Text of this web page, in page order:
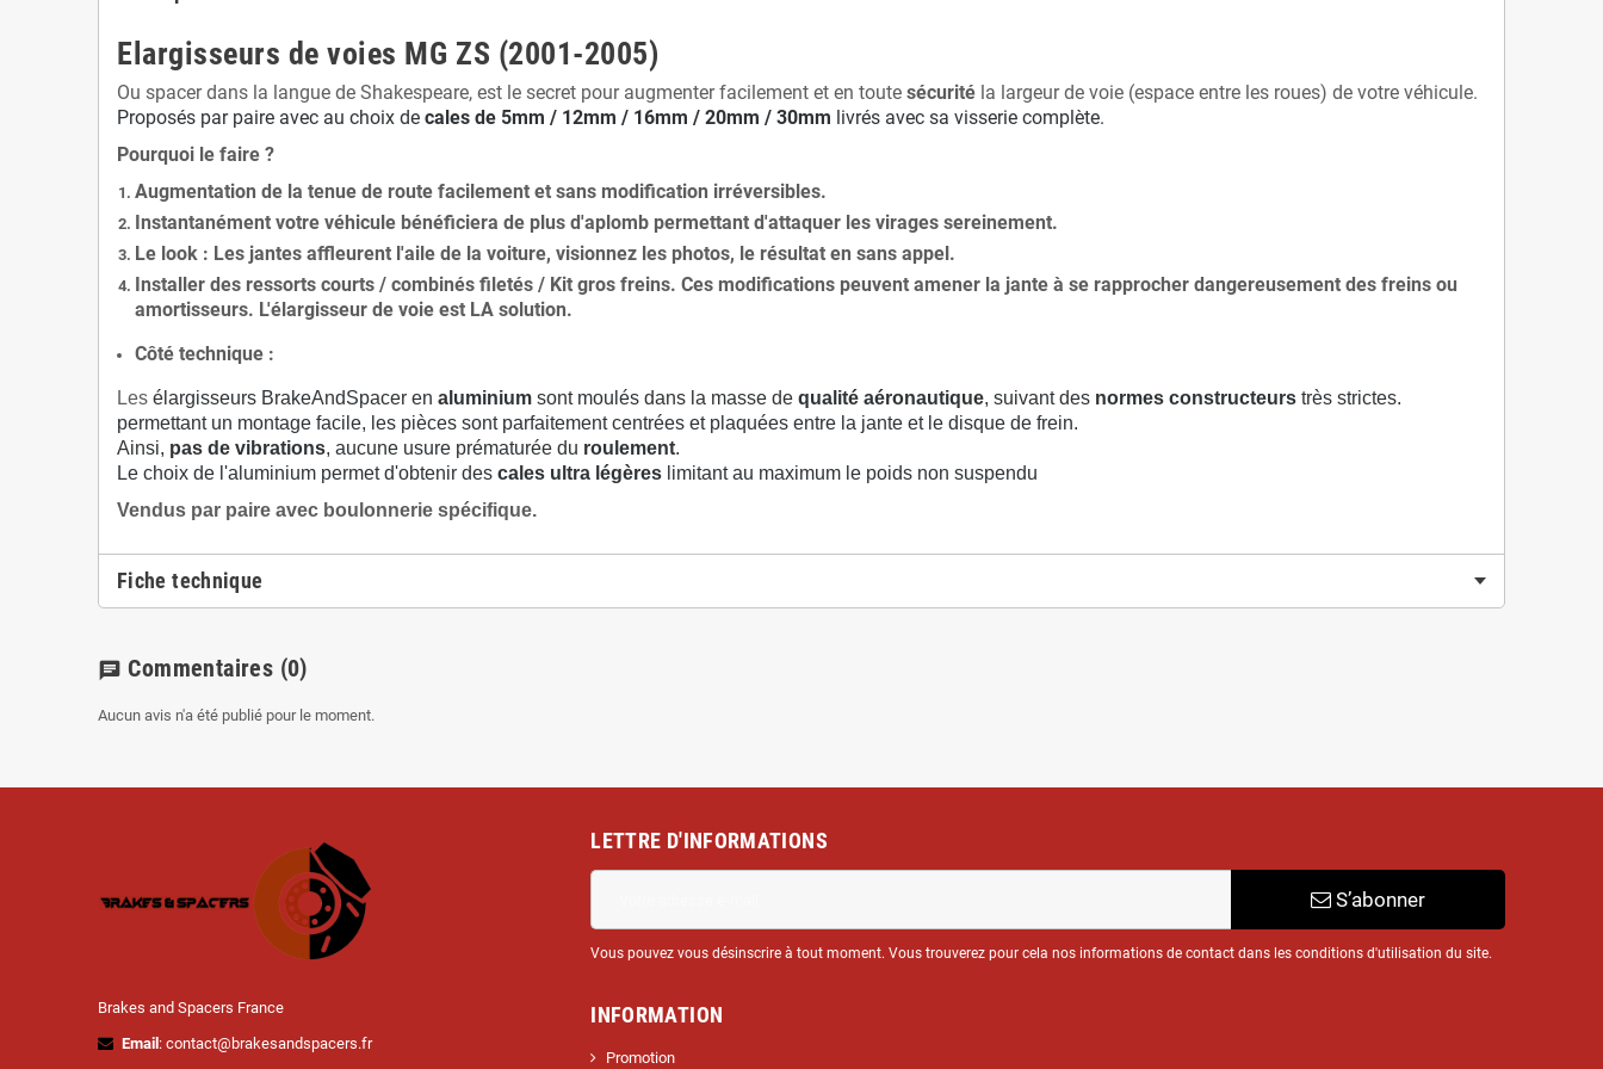
Elargisseurs de voies MG ZS (2001-2005)
Ou spacer dans la langue de Shakespeare, est le secret pour augmenter facilement et en toute sécurité la largeur de voie (espace entre les roues) de votre véhicule.
Proposés par paire avec au choix de cales de 5mm / 12mm / 16mm / 20mm / 30mm livrés avec sa visserie complète.
Pourquoi le faire ?
Augmentation de la tenue de route facilement et sans modification irréversibles.
Instantanément votre véhicule bénéficiera de plus d'aplomb permettant d'attaquer les virages sereinement.
Le look : Les jantes affleurent l'aile de la voiture, visionnez les photos, le résultat en sans appel.
Installer des ressorts courts / combinés filetés / Kit gros freins. Ces modifications peuvent amener la jante à se rapprocher dangereusement des freins ou
amortisseurs. L'élargisseur de voie est LA solution.
Côté technique :
Les élargisseurs BrakeAndSpacer en aluminium sont moulés dans la masse de qualité aéronautique, suivant des normes constructeurs très strictes.
permettant un montage facile, les pièces sont parfaitement centrées et plaquées entre la jante et le disque de frein.
Ainsi, pas de vibrations, aucune usure prématurée du roulement.
Le choix de l'aluminium permet d'obtenir des cales ultra légères limitant au maximum le poids non suspendu
Vendus par paire avec boulonnerie spécifique.
Fiche technique
chat Commentaires (0)
Aucun avis n'a été publié pour le moment.
Brakes and Spacers France
Email : contact@brakesandspacers.fr
LETTRE D'INFORMATIONS
S’abonner
Vous pouvez vous désinscrire à tout moment. Vous trouverez pour cela nos informations de contact dans les conditions d'utilisation du site.
INFORMATION
Promotion